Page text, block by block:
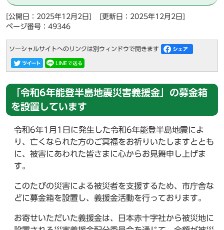
[公開日：2025年12月2日]
[更新日：2025年12月2日]
ページ番号：49346
ソーシャルサイトへのリンクは別ウィンドウで開きます
「令和6年能登半島地震災害義援金」の募金箱
を設置しています
令和6年1月1日に発生した令和6年能登半島地震によ
り、亡くなられた方のご冥福をお祈りいたしますととも
に、被害にあわれた皆さまに心からお見舞申し上げま
す。
このたびの災害による被災者を支援するため、市庁舎な
どに募金箱を設置し、義援金活動を行っております。
お寄せいただいた義援金は、日本赤十字社から被災地に